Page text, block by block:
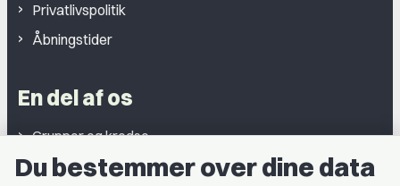
Privatlivspolitik
Åbningstider
En del af os
Grupper og kredse
Studentergrupper
Du bestemmer over dine data